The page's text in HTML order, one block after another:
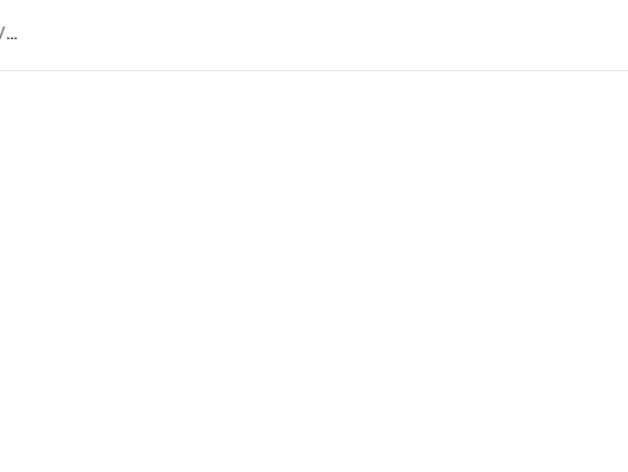
Centvria Astronomica In alma Academiae & Vniversitatis Vilnensis ab Alberto Dyblinski [...] auditore Publicae disputationi proposita.